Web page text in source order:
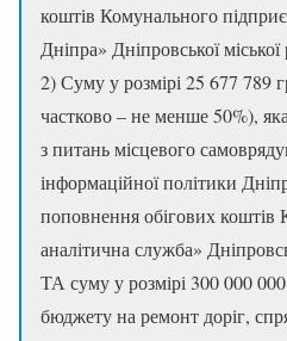
коштів Комунального
Дніпра» Дніпровської міської
2) Суму у розмірі 25 677 789
частково – не менше 50%),
з питань місцевого
інформаційної політики
поповнення обігових коштів
аналітична служба»
ТА суму у розмірі 300 000
бюджету на ремонт доріг,